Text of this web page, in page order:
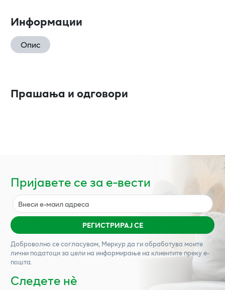
Информации
Опис
Прашања и одговори
Пријавете се за е-вести
РЕГИСТРИРАЈ СЕ
Доброволно се согласувам, Меркурда ги обработува моите
лични податоци за цели на информирање на клиентите преку е-
пошта.
Следете нѐ